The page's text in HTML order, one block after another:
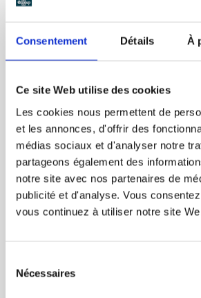
Consentement Détails À
Ce site Web utilise des cookies
Les cookies nous permettent de
et les annonces, d'offrir des
médias sociaux et d'analyser notre
partageons également des
notre site avec nos partenaires de
publicité et d'analyse. Vous
vous continuez à utiliser notre site
Nécessaires